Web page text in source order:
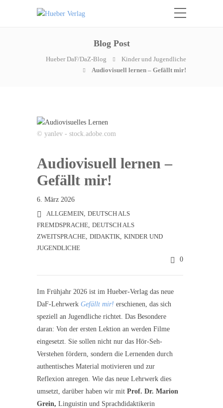
Blog Post
Hueber DaF/DaZ-Blog
Kinder und Jugendliche
Audiovisuell lernen – Gefällt mir!
© yanlev - stock.adobe.com
Audiovisuell lernen –
Gefällt mir!
6. März 2026
ALLGEMEIN, DEUTSCH ALS
FREMDSPRACHE, DEUTSCH ALS
ZWEITSPRACHE, DIDAKTIK, KINDER UND
JUGENDLICHE
0
Im Frühjahr 2026 ist im Hueber-Verlag das neue
DaF-Lehrwerk Gefällt mir! erschienen, das sich
speziell an Jugendliche richtet. Das Besondere
daran: Von der ersten Lektion an werden Filme
eingesetzt. Sie sollen nicht nur das Hör-Seh-
Verstehen fördern, sondern die Lernenden durch
authentisches Material motivieren und zur
Reflexion anregen. Wie das neue Lehrwerk dies
umsetzt, darüber haben wir mit Prof. Dr. Marion
Grein, Linguistin und Sprachdidaktikerin